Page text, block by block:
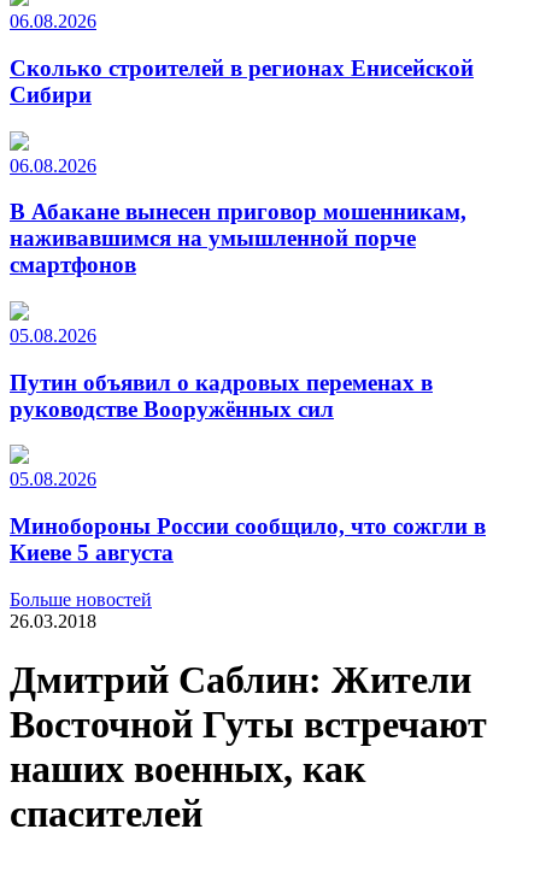
06.08.2026
Сколько строителей в регионах Енисейской
Сибири
06.08.2026
В Абакане вынесен приговор мошенникам,
наживавшимся на умышленной порче
смартфонов
05.08.2026
Путин объявил о кадровых переменах в
руководстве Вооружённых сил
05.08.2026
Минобороны России сообщило, что сожгли в
Киеве 5 августа
Больше новостей
26.03.2018
Дмитрий Саблин: Жители
Восточной Гуты встречают
наших военных, как
спасителей